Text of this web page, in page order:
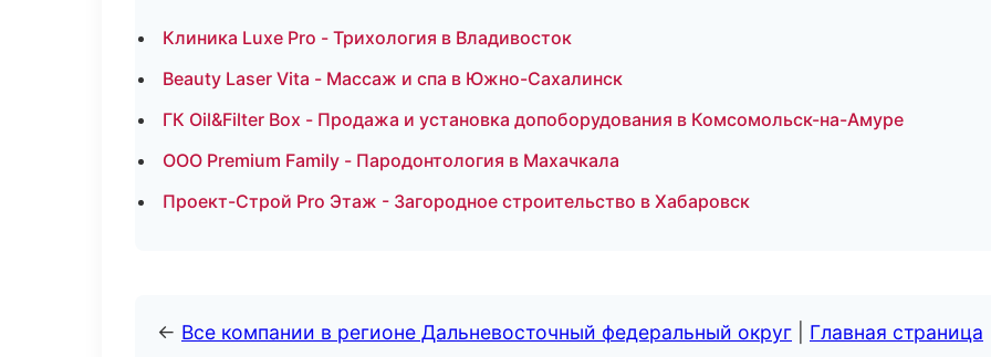
Клиника Luxe Pro - Трихология в Владивосток
Beauty Laser Vita - Массаж и спа в Южно-Сахалинск
ГК Oil&Filter Box - Продажа и установка допоборудования в Комсомольск-на-Амуре
ООО Premium Family - Пародонтология в Махачкала
Проект-Строй Pro Этаж - Загородное строительство в Хабаровск
← Все компании в регионе Дальневосточный федеральный округ Главная страница